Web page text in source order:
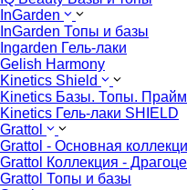
InGarden
InGarden Топы и базы
Ingarden Гель-лаки
Gelish Harmony
Kinetics Shield
Kinetics Базы. Топы.
Kinetics Гель-лаки SHIELD
Grattol
Grattol - Oснoвнaя
Grattol Коллекция -
Grattol Топы и базы